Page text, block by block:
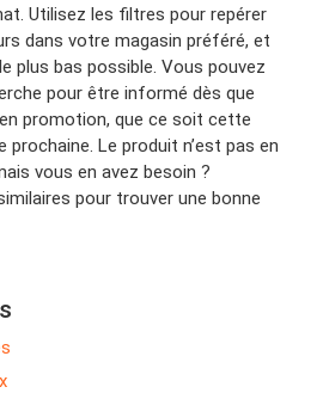
Utilisez les filtres pour repérer
dans votre magasin préféré, et
plus bas possible. Vous pouvez
pour être informé dès que
promotion, que ce soit cette
prochaine. Le produit n’est pas en
vous en avez besoin ?
pour trouver une bonne